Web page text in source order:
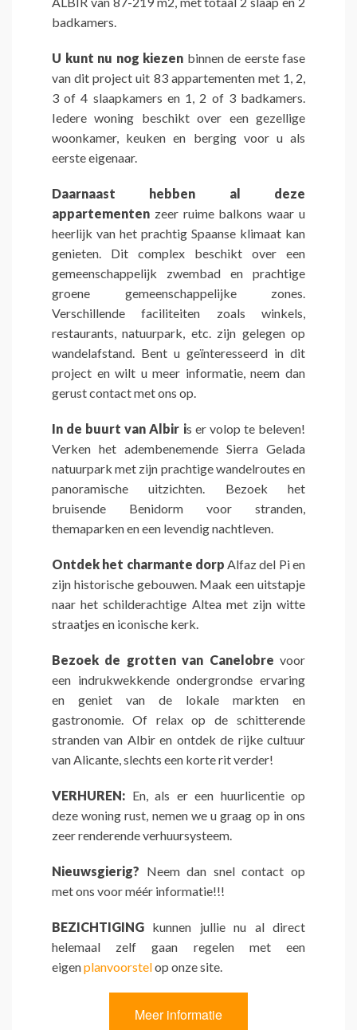
badkamers.
U kunt nu nog kiezen binnen de eerste fase
van dit project uit 83 appartementen met 1, 2,
3 of 4 slaapkamers en 1, 2 of 3 badkamers.
Iedere woning beschikt over een gezellige
woonkamer, keuken en berging voor u als
eerste eigenaar.
Daarnaast hebben al deze
appartementen zeer ruime balkons waar u
heerlijk van het prachtig Spaanse klimaat kan
genieten. Dit complex beschikt over een
gemeenschappelijk zwembad en prachtige
groene gemeenschappelijke zones.
Verschillende faciliteiten zoals winkels,
restaurants, natuurpark, etc. zijn gelegen op
wandelafstand. Bent u geïnteresseerd in dit
project en wilt u meer informatie, neem dan
gerust contact met ons op.
In de buurt van Albir is er volop te beleven!
Verken het adembenemende Sierra Gelada
natuurpark met zijn prachtige wandelroutes en
panoramische uitzichten. Bezoek het
bruisende Benidorm voor stranden,
themaparken en een levendig nachtleven.
Ontdek het charmante dorp Alfaz del Pi en
zijn historische gebouwen. Maak een uitstapje
naar het schilderachtige Altea met zijn witte
straatjes en iconische kerk.
Bezoek de grotten van Canelobre voor
een indrukwekkende ondergrondse ervaring
en geniet van de lokale markten en
gastronomie. Of relax op de schitterende
stranden van Albir en ontdek de rijke cultuur
van Alicante, slechts een korte rit verder!
VERHUREN: En, als er een huurlicentie op
deze woning rust, nemen we u graag op in ons
zeer renderende verhuursysteem.
Nieuwsgierig? Neem dan snel contact op
met ons voor méér informatie!!!
BEZICHTIGING kunnen jullie nu al direct
helemaal zelf gaan regelen met een
eigenplanvoorstelop onze site.
Meer informatie